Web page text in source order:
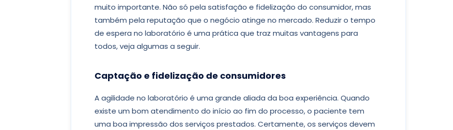
muito importante. Não só pela satisfação e fidelização do consumidor, mas
também pela reputação que o negócio atinge no mercado. Reduzir o tempo
de espera no laboratório é uma prática que traz muitas vantagens para
todos, veja algumas a seguir.
Captação e fidelização de consumidores
A agilidade no laboratório é uma grande aliada da boa experiência. Quando
existe um bom atendimento do início ao fim do processo, o paciente tem
uma boa impressão dos serviços prestados. Certamente, os serviços devem